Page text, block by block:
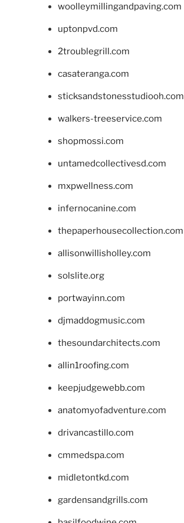
woolleymillingandpaving.com
uptonpvd.com
2troublegrill.com
casateranga.com
sticksandstonesstudiooh.com
walkers-treeservice.com
shopmossi.com
untamedcollectivesd.com
mxpwellness.com
infernocanine.com
thepaperhousecollection.com
allisonwillisholley.com
solslite.org
portwayinn.com
djmaddogmusic.com
thesoundarchitects.com
allin1roofing.com
keepjudgewebb.com
anatomyofadventure.com
drivancastillo.com
cmmedspa.com
midletontkd.com
gardensandgrills.com